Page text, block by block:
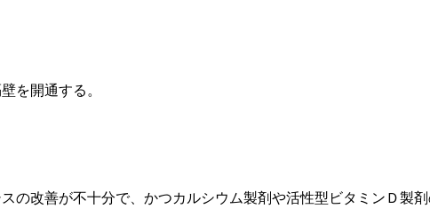
を開通する。
の改善が不十分で、かつカルシウム製剤や活性型ビタミンＤ製